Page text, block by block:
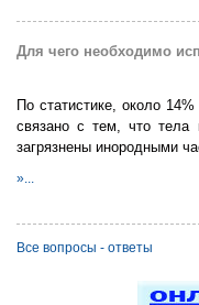
Для чего необходимо
По статистике, около
связано с тем, что тела
загрязнены инородными
»...
Все вопросы - ответы